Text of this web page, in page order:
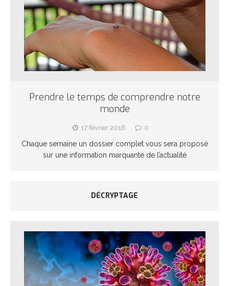
Prendre le temps de comprendre notre
monde
17 février 2016 0
Chaque semaine un dossier complet vous sera proposé
sur une information marquante de l’actualité
DÉCRYPTAGE